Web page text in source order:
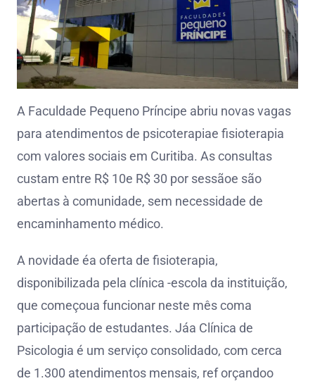
A Faculdade Pequeno Príncipe abriu novas vagas
para atendimentos de psicoterapiae fisioterapia
com valores sociais em Curitiba. As consultas
custam entre R$ 10e R$ 30 por sessãoe são
abertas à comunidade, sem necessidade de
encaminhamento médico.
A novidade éa oferta de fisioterapia,
disponibilizada pela clínica -escola da instituição,
que começoua funcionar neste mês coma
participação de estudantes. Jáa Clínica de
Psicologia é um serviço consolidado, com cerca
de 1.300 atendimentos mensais, ref orçandoo